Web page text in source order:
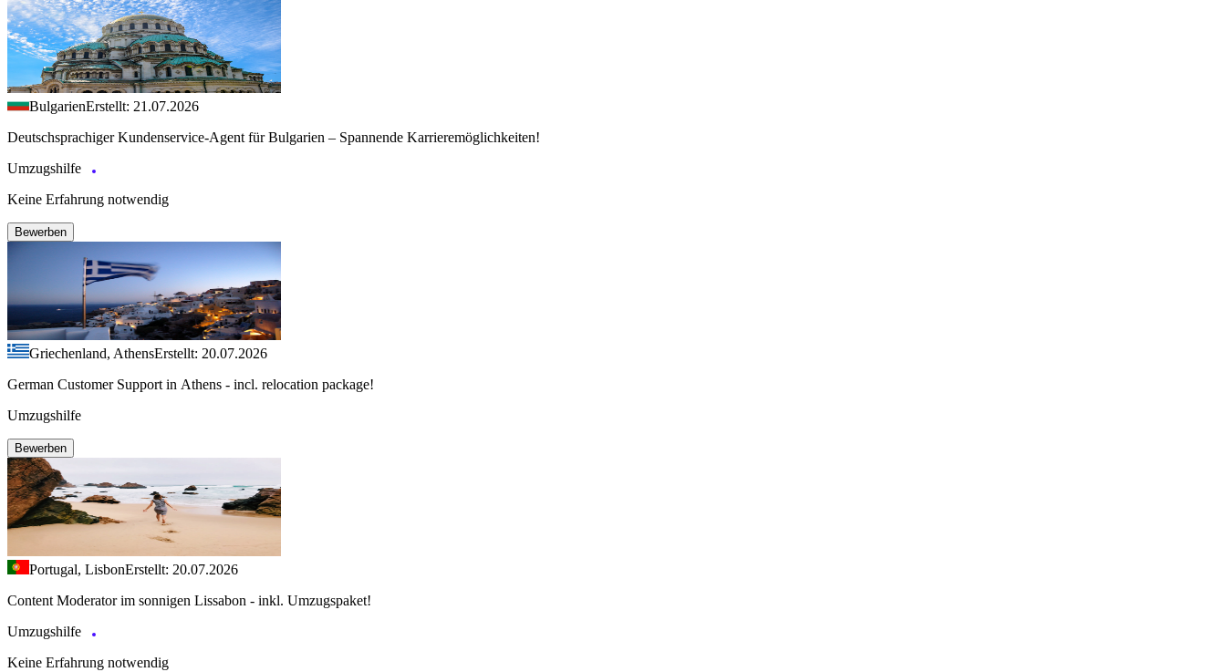
BulgarienErstellt: 21.07.2026
Deutschsprachiger Kundenservice-Agent für Bulgarien – Spannende Karrieremöglichkeiten!
Umzugshilfe
Keine Erfahrung notwendig
Bewerben
Griechenland, AthensErstellt: 20.07.2026
German Customer Support in Athens - incl. relocation package!
Umzugshilfe
Bewerben
Portugal, LisbonErstellt: 20.07.2026
Content Moderator im sonnigen Lissabon - inkl. Umzugspaket!
Umzugshilfe
Keine Erfahrung notwendig